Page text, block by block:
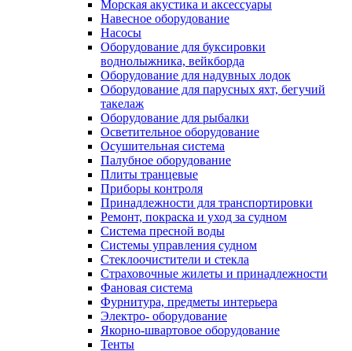
Морская акустика и аксессуары
Навесное оборудование
Насосы
Оборудование для буксировки
воднолыжника, вейкборда
Оборудование для надувных лодок
Оборудование для парусных яхт, бегучий
такелаж
Оборудование для рыбалки
Осветительное оборудование
Осушительная система
Палубное оборудование
Плиты транцевые
Приборы контроля
Принадлежности для транспортировки
Ремонт, покраска и уход за судном
Система пресной воды
Системы управления судном
Стеклоочистители и стекла
Страховочные жилеты и принадлежности
Фановая система
Фурнитура, предметы интерьера
Электро- оборудование
Якорно-швартовое оборудование
Тенты